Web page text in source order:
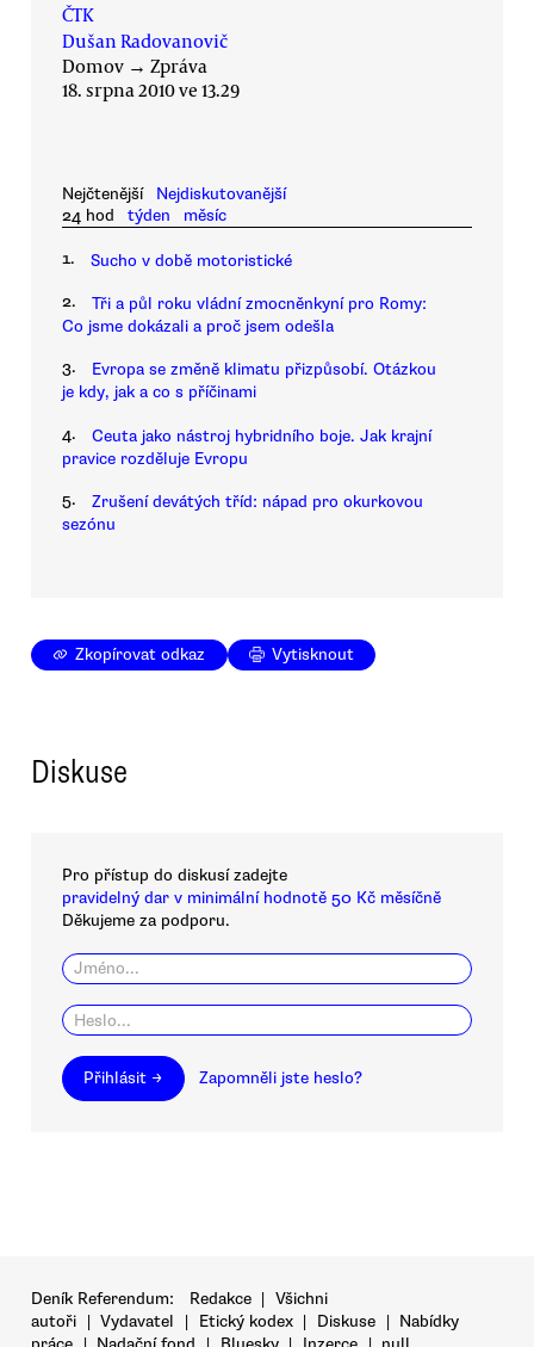
ČTK
Dušan Radovanovič
Domov → Zpráva
18. srpna 2010 ve 13.29
Nejčtenější
Nejdiskutovanější
24 hod
týden měsíc
1. Sucho v době motoristické
2.
Tři a půl roku vládní zmocněnkyní pro Romy:
Co jsme dokázali a proč jsem odešla
3.
Evropa se změně klimatu přizpůsobí. Otázkou
je kdy, jak a co s příčinami
4.
Ceuta jako nástroj hybridního boje. Jak krajní
pravice rozděluje Evropu
5.
Zrušení devátých tříd: nápad pro okurkovou
sezónu
Zkopírovat odkaz Vytisknout
Diskuse
Pro přístup do diskusí zadejte
pravidelný dar v minimální hodnotě 50 Kč měsíčně
Děkujeme za podporu.
Přihlásit → Zapomněli jste heslo?
Deník Referendum: Redakce | Všichni
autoři | Vydavatel | Etický kodex | Diskuse | Nabídky